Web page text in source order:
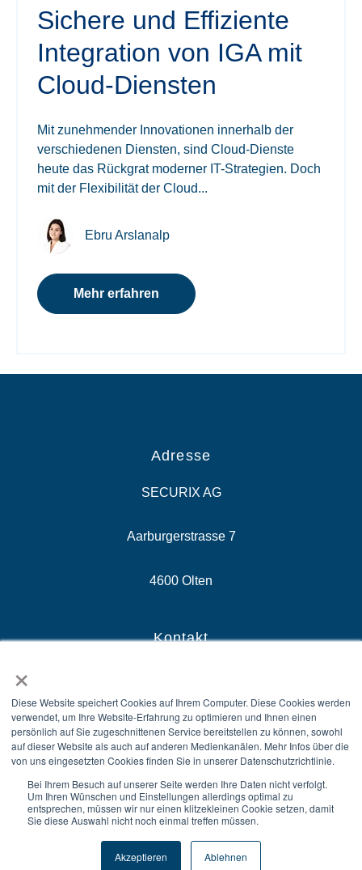
×
Diese Website speichert Cookies auf Ihrem Computer. Diese Cookies werden
verwendet, um Ihre Website-Erfahrung zu optimieren und Ihnen einen
persönlich auf Sie zugeschnittenen Service bereitstellen zu können, sowohl
auf dieser Website als auch auf anderen Medienkanälen. Mehr Infos über die
von uns eingesetzten Cookies finden Sie in unserer Datenschutzrichtlinie.
Bei Ihrem Besuch auf unserer Seite werden Ihre Daten nicht verfolgt.
Um Ihren Wünschen und Einstellungen allerdings optimal zu
entsprechen, müssen wir nur einen klitzekleinen Cookie setzen, damit
Sie diese Auswahl nicht noch einmal treffen müssen.
Akzeptieren Ablehnen
Sichere und Effiziente
Integration von IGA mit
Cloud-Diensten
Mit zunehmender Innovationen innerhalb der
verschiedenen Diensten, sind Cloud-Dienste
heute das Rückgrat moderner IT-Strategien. Doch
mit der Flexibilität der Cloud...
Ebru Arslanalp
Mehr erfahren
Adresse
SECURIX AG
Aarburgerstrasse 7
4600 Olten
Kontakt
Zentrale: +41 58 510 81 10
Sales: +41 58 510 81 00